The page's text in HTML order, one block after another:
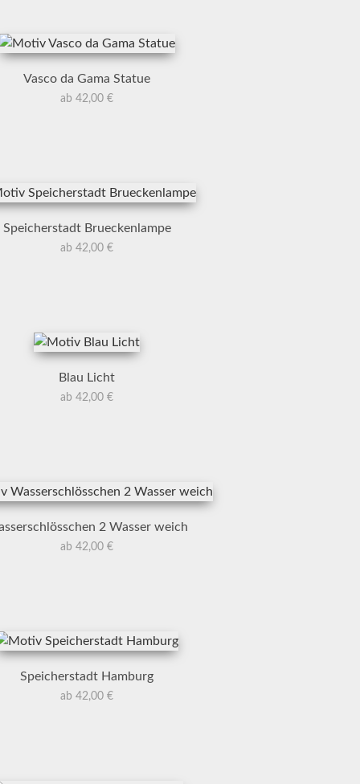
Vasco da Gama Statue
ab 42,00 €
Speicherstadt Brueckenlampe
ab 42,00 €
Blau Licht
ab 42,00 €
2 Wasser weich
ab 42,00 €
Speicherstadt Hamburg
ab 42,00 €